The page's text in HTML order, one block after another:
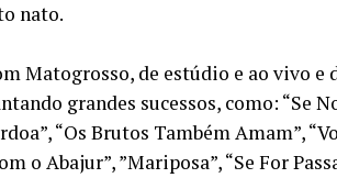
nato.
Matogrosso, de estúdio e ao vivo e
grandes sucessos, como: “Se
“Os Brutos Também Amam”,
o Abajur”, ”Mariposa”, “Se For